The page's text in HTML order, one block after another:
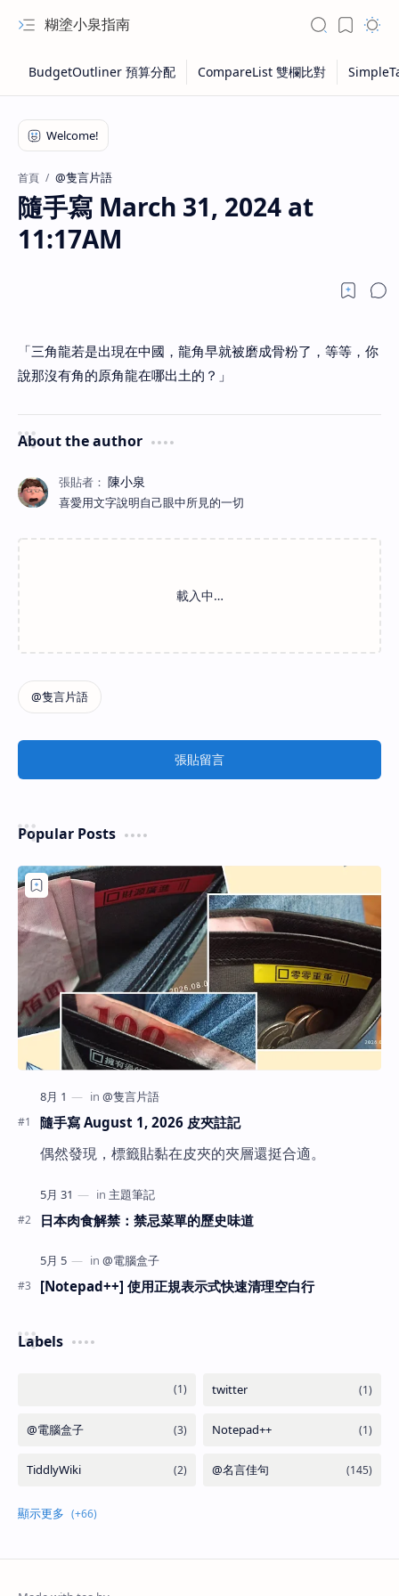
糊塗小泉指南
首頁 @隻言片語
隨手寫 March 31, 2024 at
11:17AM
「三角龍若是出現在中國，龍角早就被磨成骨粉了，等等，你
說那沒有角的原角龍在哪出土的？」
About the author
喜愛用文字說明自己眼中所見的一切
張貼留言
Popular Posts
隨手寫 August 1, 2026 皮夾註記
偶然發現，標籤貼黏在皮夾的夾層還挺合適。
日本肉食解禁：禁忌菜單的歷史味道
[Notepad++] 使用正規表示式快速清理空白行
Labels